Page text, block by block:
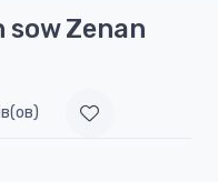
sow Zenan